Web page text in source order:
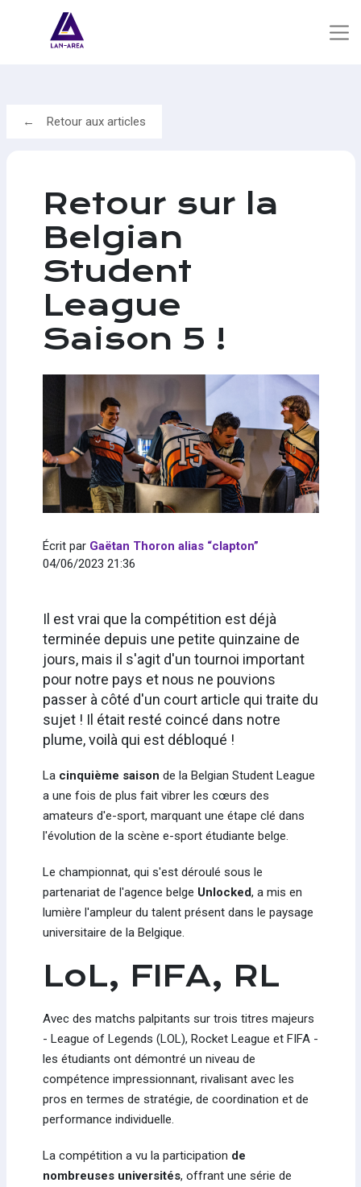
Retour aux articles
Retour sur la
Belgian
Student
League
Saison 5 !
Écrit par Gaëtan Thoron alias “clapton”
04/06/2023 21:36
Il est vrai que la compétition est déjà
terminée depuis une petite quinzaine de
jours, mais il s'agit d'un tournoi important
pour notre pays et nous ne pouvions
passer à côté d'un court article qui traite du
sujet ! Il était resté coincé dans notre
plume, voilà qui est débloqué !
La cinquième saison de la Belgian Student League
a une fois de plus fait vibrer les cœurs des
amateurs d'e-sport, marquant une étape clé dans
l'évolution de la scène e-sport étudiante belge.
Le championnat, qui s'est déroulé sous le
partenariat de l'agence belge Unlocked, a mis en
lumière l'ampleur du talent présent dans le paysage
universitaire de la Belgique.
LoL, FIFA, RL
Avec des matchs palpitants sur trois titres majeurs
- League of Legends (LOL), Rocket League et FIFA -
les étudiants ont démontré un niveau de
compétence impressionnant, rivalisant avec les
pros en termes de stratégie, de coordination et de
performance individuelle.
La compétition a vu la participation de
nombreuses universités, offrant une série de